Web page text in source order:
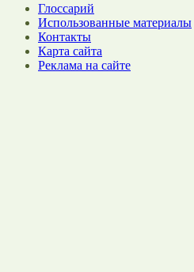
Глоссарий
Использованные материалы
Контакты
Карта сайта
Реклама на сайте